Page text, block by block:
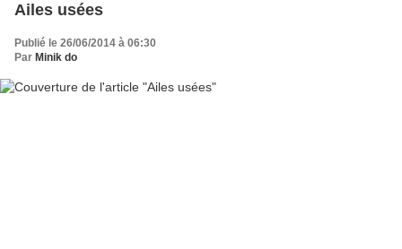
Ailes usées
Publié le 26/06/2014 à 06:30
Par Minik do